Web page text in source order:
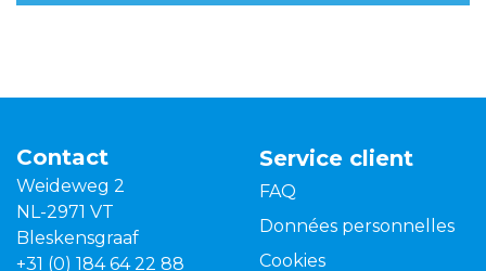
Contact
Weideweg 2
NL-2971 VT
Bleskensgraaf
+31 (0) 184 64 22 88
Service client
FAQ
Données personnelles
Cookies